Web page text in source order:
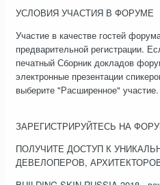
УСЛОВИЯ УЧАСТИЯ В ФОРУМЕ
Участие в качестве гостей
предварительной регистрации.
печатный Сборник докладов
электронные презентации
выберите "Расширенное" участие.
ЗАРЕГИСТРИРУЙТЕСЬ НА
ПОЛУЧИТЕ ДОСТУП К
ДЕВЕЛОПЕРОВ,